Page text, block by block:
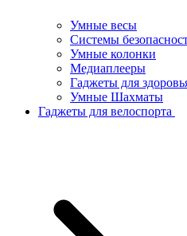
Умные весы
Системы
Умные колонки
Медиаплееры
Гаджеты для
Умные Шахматы
Гаджеты для велоспорта